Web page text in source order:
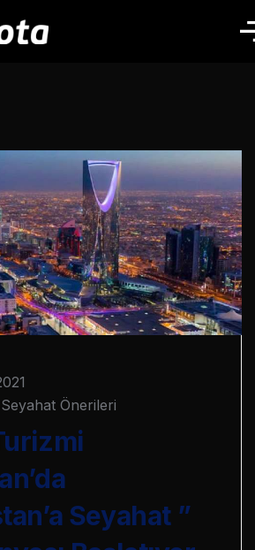
Seyahat Önerileri
Seyahat ”